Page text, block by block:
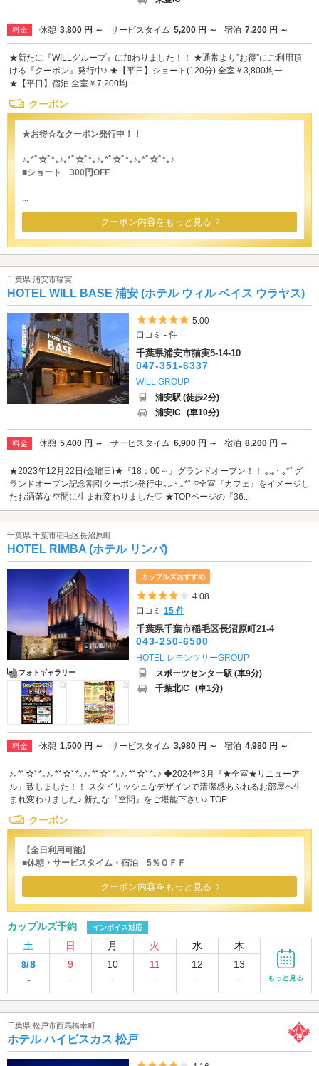
料金 休憩 3,800 円 ～ サービスタイム 5,200 円 ～ 宿泊 7,200 円 ～
★新たに『WILLグループ』に加わりました！！ ★通常より”お得”にご利用頂
ける『クーポン』発行中♪ ★【平日】ショート(120分) 全室￥3,800均一
★【平日】宿泊 全室￥7,200均一
クーポン
★お得☆なクーポン発行中！！
♪｡*ﾟ☆ﾟ*｡♪｡*ﾟ☆ﾟ*｡♪｡*ﾟ☆ﾟ*｡♪｡*ﾟ☆ﾟ*｡♪
■ショート 300円OFF
...
クーポン内容をもっと見る
千葉県 浦安市猫実
HOTEL WILL BASE 浦安 (ホテル ウィル ベイス ウラヤス)
5つ星のうち5
5.00
口コミ - 件
千葉県浦安市猫実5-14-10
047-351-6337
WILL GROUP
浦安駅 (徒歩2分)
浦安IC (車10分)
料金 休憩 5,400 円 ～ サービスタイム 6,900 円 ～ 宿泊 8,200 円 ～
★2023年12月22日(金曜日)★『18：00～』グランドオープン！！ ｡.｡･.｡*ﾟグ
ランドオープン記念割引クーポン発行中｡.｡･.｡*ﾟ ♡全室『カフェ』をイメージし
たお洒落な空間に生まれ変わりました♡ ★TOPページの『36...
千葉県 千葉市稲毛区長沼原町
HOTEL RIMBA (ホテル リンバ)
フォトギャラリー
カップルズおすすめ
5つ星のうち4
4.08
口コミ15 件
千葉県千葉市稲毛区長沼原町21-4
043-250-6500
HOTEL レモンツリーGROUP
スポーツセンター駅 (車9分)
千葉北IC (車1分)
料金 休憩 1,500 円 ～ サービスタイム 3,980 円 ～ 宿泊 4,980 円 ～
♪｡*ﾟ☆ﾟ*｡♪｡*ﾟ☆ﾟ*｡♪｡*ﾟ☆ﾟ*｡♪｡*ﾟ☆ﾟ*｡♪ ◆2024年3月『★全室★リニューア
ル』致しました！！ スタイリッシュなデザインで清潔感あふれるお部屋へ生
まれ変わりました♪ 新たな『空間』をご堪能下さい♪ TOP...
クーポン
【全日利用可能】
■休憩・サービスタイム・宿泊 5％ＯＦＦ
クーポン内容をもっと見る
カップルズ予約 インボイス対応
土 日 月 火 水 木
8/8
-
9
-
10
-
11
-
12
-
13
-
もっと見る
千葉県 松戸市西馬橋幸町
ホテル ハイビスカス 松戸